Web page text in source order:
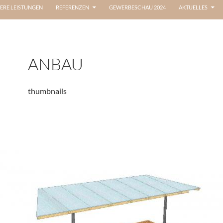
LEISTUNGEN REFERENZEN GEWERBESCHAU 2024 AKTUELLES
ANBAU
thumbnails